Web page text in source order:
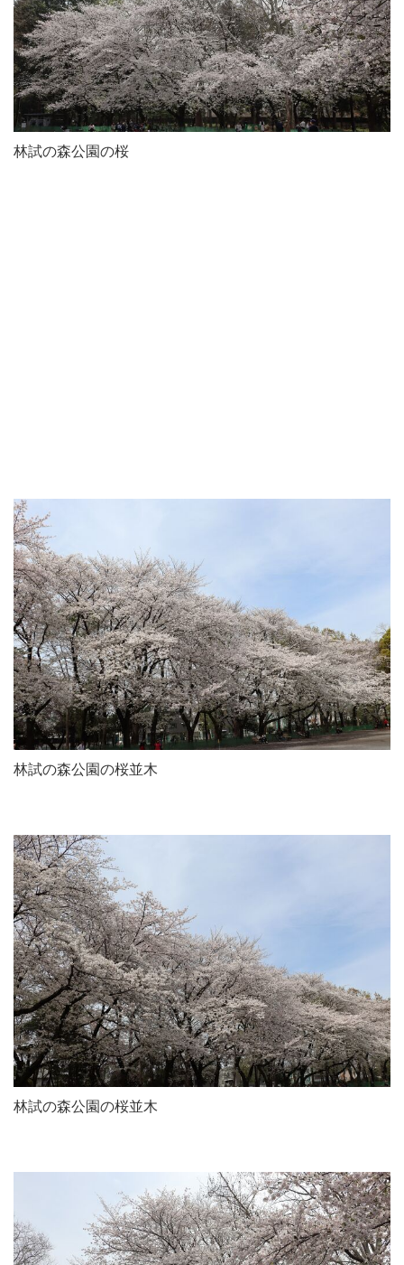
林試の森公園の桜
林試の森公園の桜並木
林試の森公園の桜並木